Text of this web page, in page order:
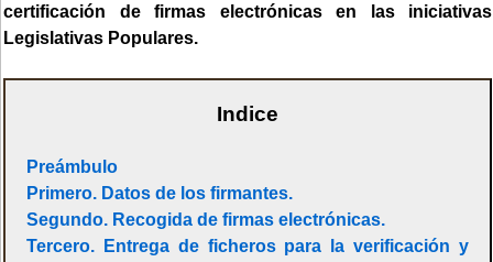
certificación de firmas electrónicas en las iniciativas
Legislativas Populares.
Indice
Preámbulo
Primero. Datos de los firmantes.
Segundo. Recogida de firmas electrónicas.
Tercero. Entrega de ficheros para la verificación y